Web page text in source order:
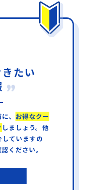
たい
、 お得なクー
しましょう。他
ていますの
ください。